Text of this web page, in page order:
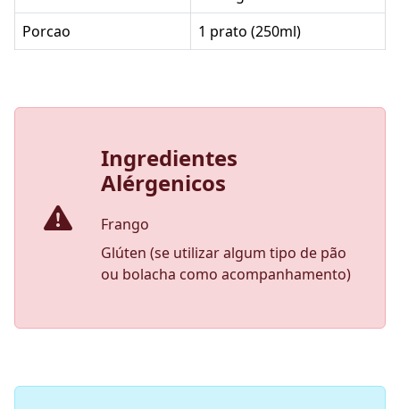
Porcao
1 prato (250ml)
Ingredientes
Alérgenicos
Frango
Glúten (se utilizar algum tipo de pão
ou bolacha como acompanhamento)